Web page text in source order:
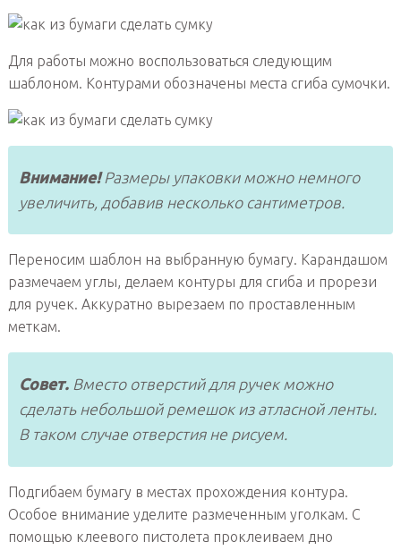
Для работы можно воспользоваться следующим
шаблоном. Контурами обозначены места сгиба сумочки.
Внимание!Размеры упаковки можно немного
увеличить, добавив несколько сантиметров.
Переносим шаблон на выбранную бумагу. Карандашом
размечаем углы, делаем контуры для сгиба и прорези
для ручек. Аккуратно вырезаем по проставленным
меткам.
Совет.Вместо отверстий для ручек можно
сделать небольшой ремешок из атласной ленты.
В таком случае отверстия не рисуем.
Подгибаем бумагу в местах прохождения контура.
Особое внимание уделите размеченным уголкам. С
помощью клеевого пистолета проклеиваем дно